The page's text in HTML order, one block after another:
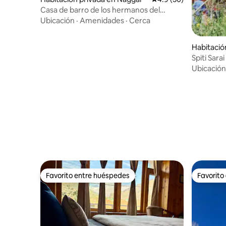
Casa de barro de los hermanos del
Himalaya en Naggar
Ubicación · Amenidades · Cerca
Spiti
Ubicación
Favorito entre huéspedes
Favorito entre huéspedes